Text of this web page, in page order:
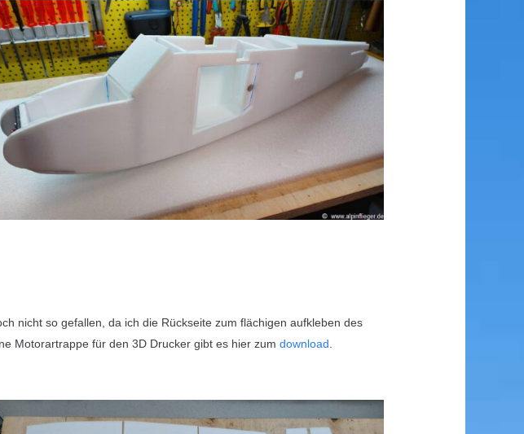
nicht so gefallen, da ich die Rückseite zum flächigen aufkleben des
Motorartrappe für den 3D Drucker gibt es hier zum download